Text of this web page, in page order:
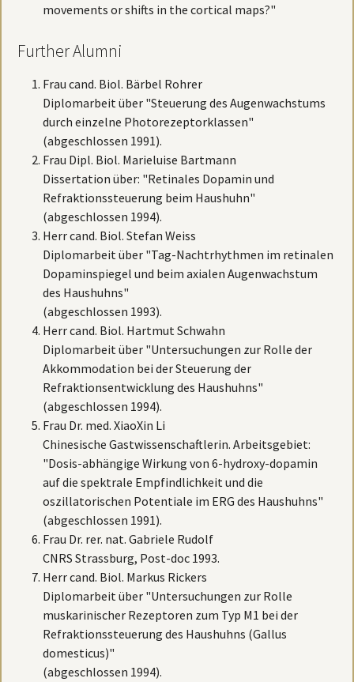
movements or shifts in the cortical maps?"
Further Alumni
Frau cand. Biol. Bärbel Rohrer
Diplomarbeit über "Steuerung des Augenwachstums
durch einzelne Photorezeptorklassen"
(abgeschlossen 1991).
Frau Dipl. Biol. Marieluise Bartmann
Dissertation über: "Retinales Dopamin und
Refraktionssteuerung beim Haushuhn"
(abgeschlossen 1994).
Herr cand. Biol. Stefan Weiss
Diplomarbeit über "Tag-Nachtrhythmen im retinalen
Dopaminspiegel und beim axialen Augenwachstum
des Haushuhns"
(abgeschlossen 1993).
Herr cand. Biol. Hartmut Schwahn
Diplomarbeit über "Untersuchungen zur Rolle der
Akkommodation bei der Steuerung der
Refraktionsentwicklung des Haushuhns"
(abgeschlossen 1994).
Frau Dr. med. XiaoXin Li
Chinesische Gastwissenschaftlerin. Arbeitsgebiet:
"Dosis-abhängige Wirkung von 6-hydroxy-dopamin
auf die spektrale Empfindlichkeit und die
oszillatorischen Potentiale im ERG des Haushuhns"
(abgeschlossen 1991).
Frau Dr. rer. nat. Gabriele Rudolf
CNRS Strassburg, Post-doc 1993.
Herr cand. Biol. Markus Rickers
Diplomarbeit über "Untersuchungen zur Rolle
muskarinischer Rezeptoren zum Typ M1 bei der
Refraktionssteuerung des Haushuhns (Gallus
domesticus)"
(abgeschlossen 1994).